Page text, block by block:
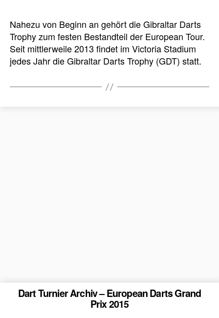
Nahezu von Beginn an gehört die Gibraltar Darts
Trophy zum festen Bestandteil der European Tour.
Seit mittlerweile 2013 findet im Victoria Stadium
jedes Jahr die Gibraltar Darts Trophy (GDT) statt.
Dart Turnier Archiv – European Darts Grand
Prix 2015